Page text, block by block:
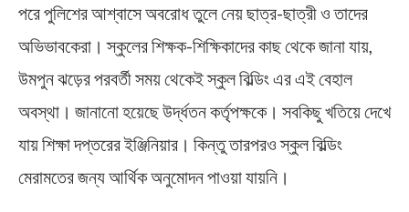
পরে পুলিশের আশ্বাসে অবরোধ তুলে নেয় ছাত্র-ছাত্রী ও তাদের
অভিভাবকেরা। স্কুলের শিক্ষক-শিক্ষিকাদের কাছ থেকে জানা যায়,
উমপুন ঝড়ের পরবর্তী সময় থেকেই স্কুল বিল্ডিং এর এই বেহাল
অবস্থা। জানানো হয়েছে উর্দ্ধতন কর্তৃপক্ষকে। সবকিছু খতিয়ে দেখে
যায় শিক্ষা দপ্তরের ইঞ্জিনিয়ার। কিন্তু তারপরও স্কুল বিল্ডিং
মেরামতের জন্য আর্থিক অনুমোদন পাওয়া যায়নি।